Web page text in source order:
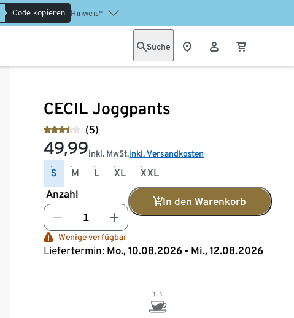
Code kopieren Hinweis*
Suche
CECIL Joggpants
(5)
49,99inkl. MwSt.inkl. Versandkosten
S M L XL XXL
Anzahl
In den Warenkorb
Wenige verfügbar
Liefertermin: Mo., 10.08.2026 - Mi., 12.08.2026